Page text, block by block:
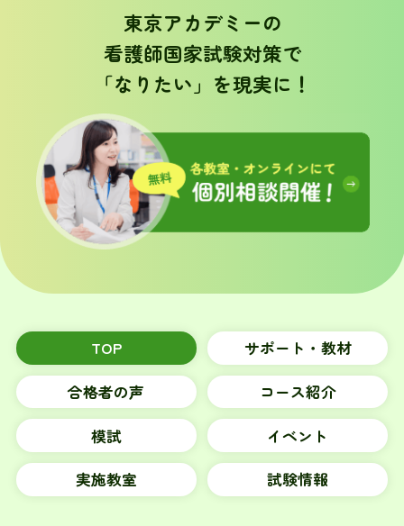
東京アカデミーの
看護師国家試験対策で
「なりたい」を現実に！
TOP サポート・教材
合格者の声 コース紹介
模試 イベント
実施教室 試験情報